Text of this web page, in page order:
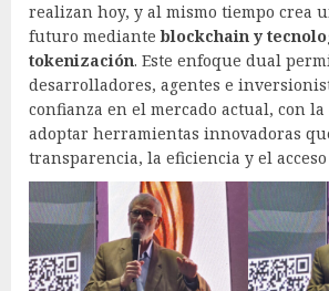
realizan hoy, y al mismo tiempo crea
futuro medianteblockchain y
tokenización. Este enfoque dual
desarrolladores, agentes e
confianza en el mercado actual, con la
adoptar herramientas innovadoras
transparencia, la eficiencia y el